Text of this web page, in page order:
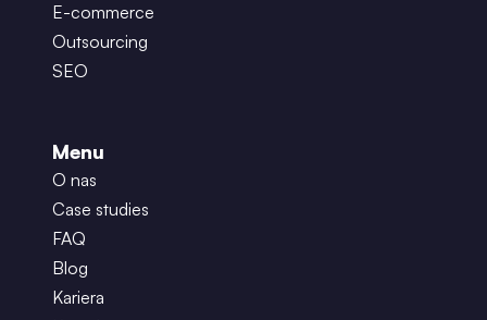
E-commerce
Outsourcing
SEO
Menu
O nas
Case studies
FAQ
Blog
Kariera